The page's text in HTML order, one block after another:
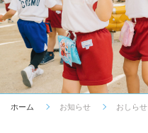
ホーム お知らせ おしらせ